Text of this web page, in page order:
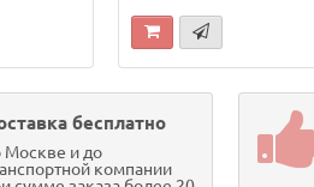
бесплатно
Москве и до
компании